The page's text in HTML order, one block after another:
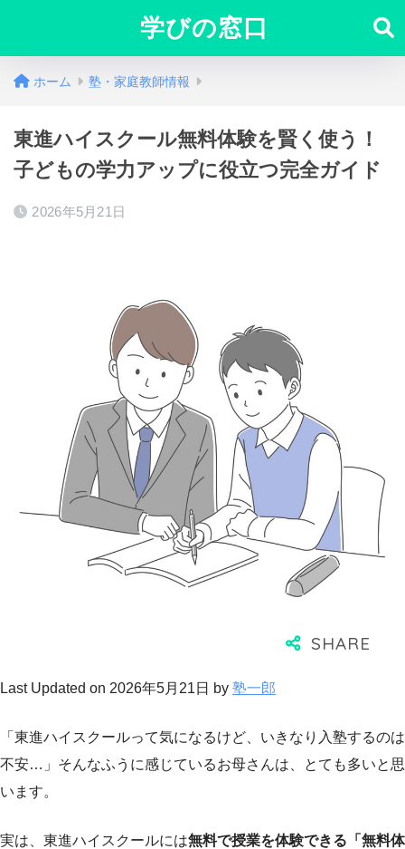
学びの窓口
ホーム 塾・家庭教師情報
東進ハイスクール無料体験を賢く使う！
子どもの学力アップに役立つ完全ガイド
2026年5月21日
Last Updated on 2026年5月21日 by 塾一郎
「東進ハイスクールって気になるけど、いきなり入塾するのは
不安…」そんなふうに感じているお母さんは、とても多いと思
います。
実は、東進ハイスクールには無料で授業を体験できる「無料体